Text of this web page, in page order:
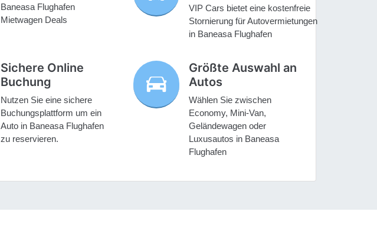
Baneasa Flughafen
Mietwagen Deals
VIP Cars bietet eine kostenfreie
Stornierung für Autovermietungen
in Baneasa Flughafen
Sichere Online
Buchung
Nutzen Sie eine sichere
Buchungsplattform um ein
Auto in Baneasa Flughafen
zu reservieren.
Größte Auswahl an
Autos
Wählen Sie zwischen
Economy, Mini-Van,
Geländewagen oder
Luxusautos in Baneasa
Flughafen